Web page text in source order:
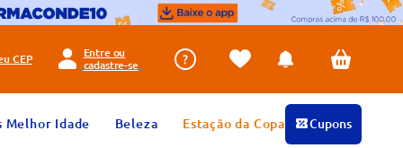
CEP
Entre ou
cadastre-se
Melhor Idade Beleza Estação da Copa Cupons